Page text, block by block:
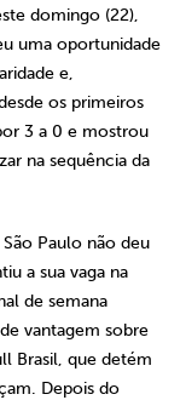
domingo (22),
uma oportunidade
e,
os primeiros
3 a 0 e mostrou
na sequência da
Paulo não deu
a sua vaga na
de semana
vantagem sobre
Brasil, que detém
Depois do